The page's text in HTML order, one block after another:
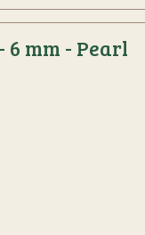
6 mm - Pearl